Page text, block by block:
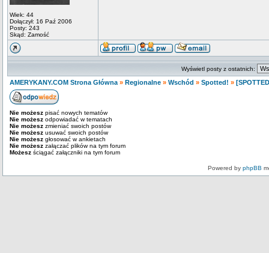
Wiek: 44
Dołączył: 16 Paź 2006
Posty: 243
Skąd: Zamość
Wyświetl posty z ostatnich:
AMERYKANY.COM Strona Główna » Regionalne » Wschód » Spotted! »
Nie możesz pisać nowych tematów
Nie możesz odpowiadać w tematach
Nie możesz zmieniać swoich postów
Nie możesz usuwać swoich postów
Nie możesz głosować w ankietach
Nie możesz załączać plików na tym forum
Możesz ściągać załączniki na tym forum
Powered by phpBB